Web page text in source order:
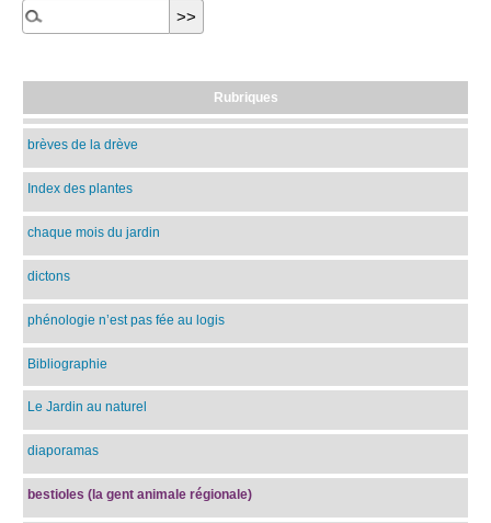
Rubriques
brèves de la drève
Index des plantes
chaque mois du jardin
dictons
phénologie n’est pas fée au logis
Bibliographie
Le Jardin au naturel
diaporamas
bestioles (la gent animale régionale)